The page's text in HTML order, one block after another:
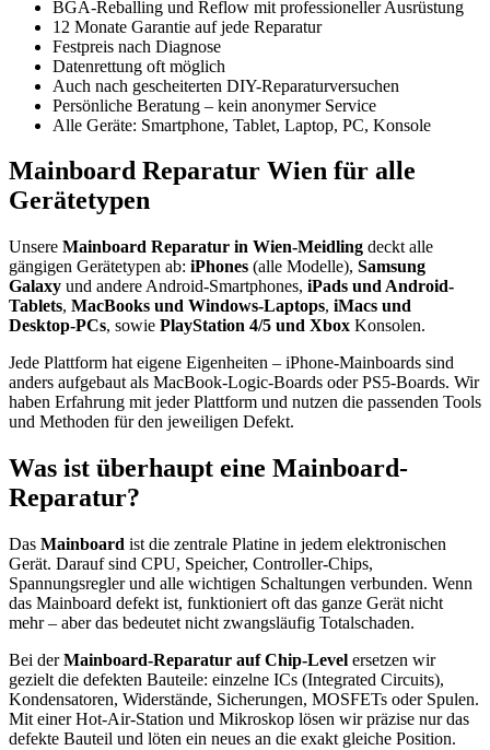
BGA-Reballing und Reflow mit professioneller Ausrüstung
12 Monate Garantie auf jede Reparatur
Festpreis nach Diagnose
Datenrettung oft möglich
Auch nach gescheiterten DIY-Reparaturversuchen
Persönliche Beratung – kein anonymer Service
Alle Geräte: Smartphone, Tablet, Laptop, PC, Konsole
Mainboard Reparatur Wien für alle
Gerätetypen
Unsere Mainboard Reparatur in Wien-Meidling deckt alle
gängigen Gerätetypen ab: iPhones (alle Modelle), Samsung
Galaxy und andere Android-Smartphones, iPads und Android-
Tablets, MacBooks und Windows-Laptops, iMacs und
Desktop-PCs, sowie PlayStation 4/5 und Xbox Konsolen.
Jede Plattform hat eigene Eigenheiten – iPhone-Mainboards sind
anders aufgebaut als MacBook-Logic-Boards oder PS5-Boards. Wir
haben Erfahrung mit jeder Plattform und nutzen die passenden Tools
und Methoden für den jeweiligen Defekt.
Was ist überhaupt eine Mainboard-
Reparatur?
Das Mainboard ist die zentrale Platine in jedem elektronischen
Gerät. Darauf sind CPU, Speicher, Controller-Chips,
Spannungsregler und alle wichtigen Schaltungen verbunden. Wenn
das Mainboard defekt ist, funktioniert oft das ganze Gerät nicht
mehr – aber das bedeutet nicht zwangsläufig Totalschaden.
Bei derMainboard-Reparatur auf Chip-Level ersetzen wir
gezielt die defekten Bauteile: einzelne ICs (Integrated Circuits),
Kondensatoren, Widerstände, Sicherungen, MOSFETs oder Spulen.
Mit einer Hot-Air-Station und Mikroskop lösen wir präzise nur das
defekte Bauteil und löten ein neues an die exakt gleiche Position.